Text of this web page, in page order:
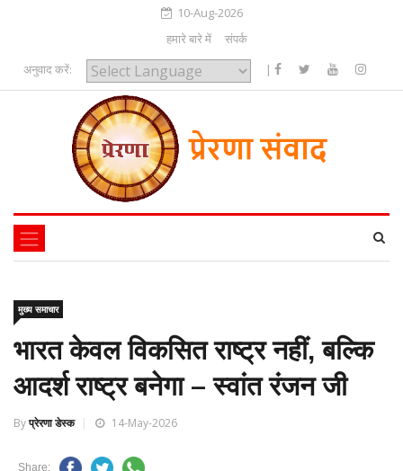
10-Aug-2026
हमारे बारे में
संपर्क
अनुवाद करें:
Powered by
|
मुख्य समाचार
भारत केवल विकसित राष्ट्र नहीं, बल्कि
आदर्श राष्ट्र बनेगा – स्वांत रंजन जी
Byप्रेरणा डेस्क 14-May-2026
Share: